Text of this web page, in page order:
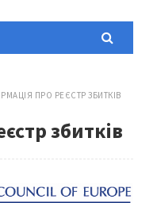
ПРО РЕЄСТР ЗБИТКІВ
збитків